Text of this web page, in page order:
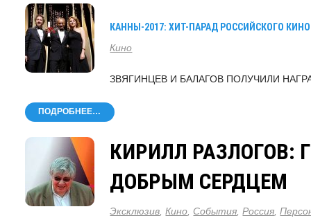
КАННЫ-2017: ХИТ-ПАРАД РОССИЙСКОГО КИНО
Кино
ЗВЯГИНЦЕВ И БАЛАГОВ ПОЛУЧИЛИ
ПОДРОБНЕЕ…
КИРИЛЛ РАЗЛОГОВ:
ДОБРЫМ СЕРДЦЕМ
Эксклюзив,Кино, События,Россия,